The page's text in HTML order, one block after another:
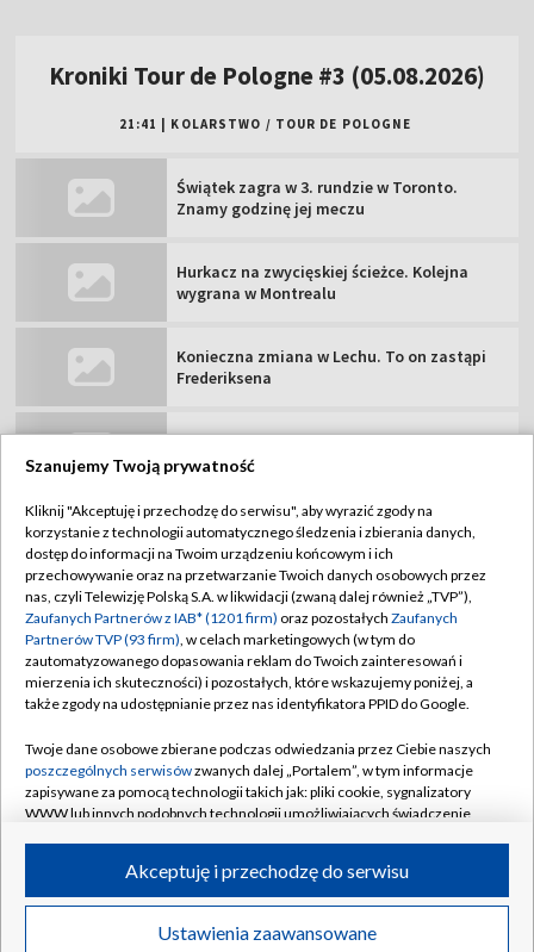
Transmisje Wideo
Kroniki Tour de Pologne #3 (05.08.2026)
21:41 KOLARSTWO / TOUR DE POLOGNE
Świątek zagra w 3. rundzie w Toronto.
Znamy godzinę jej meczu
Hurkacz na zwycięskiej ścieżce. Kolejna
wygrana w Montrealu
Konieczna zmiana w Lechu. To on zastąpi
Frederiksena
Przywracanie Rosji trwa w najlepsze. Ale nie
w kluczowym sporcie
STS Puchar Polski: Unia Skierniewice –
Sokół Kleczew (runda wstępna) [SKRÓT]
Niespodzianki w Pucharze Polski.
Pierwszoligowcy poza rozgrywkami
TVP
Abonament TVP
Biuro Reklamy
Oferta Handlowa
Regulamin TVP
Moje zgody
Biuro reklamy
Szanujemy Twoją prywatność
Kliknij "Akceptuję i przechodzę do serwisu", aby wyrazić zgody na
korzystanie z technologii automatycznego śledzenia i zbierania danych,
dostęp do informacji na Twoim urządzeniu końcowym i ich
przechowywanie oraz na przetwarzanie Twoich danych osobowych przez
nas, czyli Telewizję Polską S.A. w likwidacji (zwaną dalej również „TVP”),
Zaufanych Partnerów z IAB* (1201 firm) oraz pozostałych Zaufanych
Partnerów TVP (93 firm), w celach marketingowych (w tym do
zautomatyzowanego dopasowania reklam do Twoich zainteresowań i
mierzenia ich skuteczności) i pozostałych, które wskazujemy poniżej, a
także zgody na udostępnianie przez nas identyfikatora PPID do Google.
Twoje dane osobowe zbierane podczas odwiedzania przez Ciebie naszych
poszczególnych serwisówzwanych dalej „Portalem”, w tym informacje
zapisywane za pomocą technologii takich jak: pliki cookie, sygnalizatory
WWW lub innych podobnych technologii umożliwiających świadczenie
ruchu w Internecie.
Twoje dane osobowe zbierane podczas odwiedzania przez Ciebie
poszczególnych serwisówna Portalu, takie jak adresy IP, identyfikatory
Ustawienia zaawansowane
Akceptuję i przechodzę do serwisu